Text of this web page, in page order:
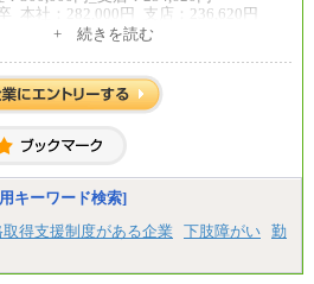
_本社：282,000円_支店：236,620円
：213,030円＋諸手当
：164,920円～189,700円＋諸手当
タイム勤務で残業ゼロの場合の標準的
として掲載。
、ボーナス支給あり
：330万～380万（フルタイムで標準的
みの金額です。上限金額は全社平均20
み）
：260万～340万（フルタイムで標準的
+ 続きを読む
キーワード検索]
取得支援制度がある企業 下肢障がい 勤